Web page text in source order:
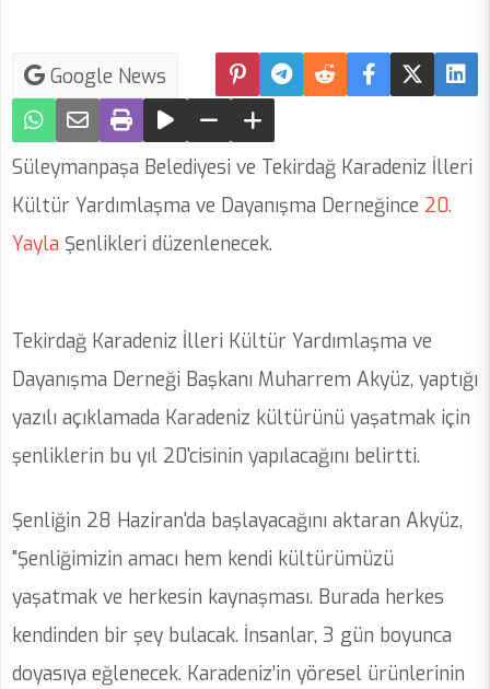
Google News
Süleymanpaşa Belediyesi ve Tekirdağ Karadeniz İlleri
Kültür Yardımlaşma ve Dayanışma Derneğince 20.
Yayla Şenlikleri düzenlenecek.
Tekirdağ Karadeniz İlleri Kültür Yardımlaşma ve
Dayanışma Derneği Başkanı Muharrem Akyüz, yaptığı
yazılı açıklamada Karadeniz kültürünü yaşatmak için
şenliklerin bu yıl 20'cisinin yapılacağını belirtti.
Şenliğin 28 Haziran'da başlayacağını aktaran Akyüz,
"Şenliğimizin amacı hem kendi kültürümüzü
yaşatmak ve herkesin kaynaşması. Burada herkes
kendinden bir şey bulacak. İnsanlar, 3 gün boyunca
doyasıya eğlenecek. Karadeniz’in yöresel ürünlerinin